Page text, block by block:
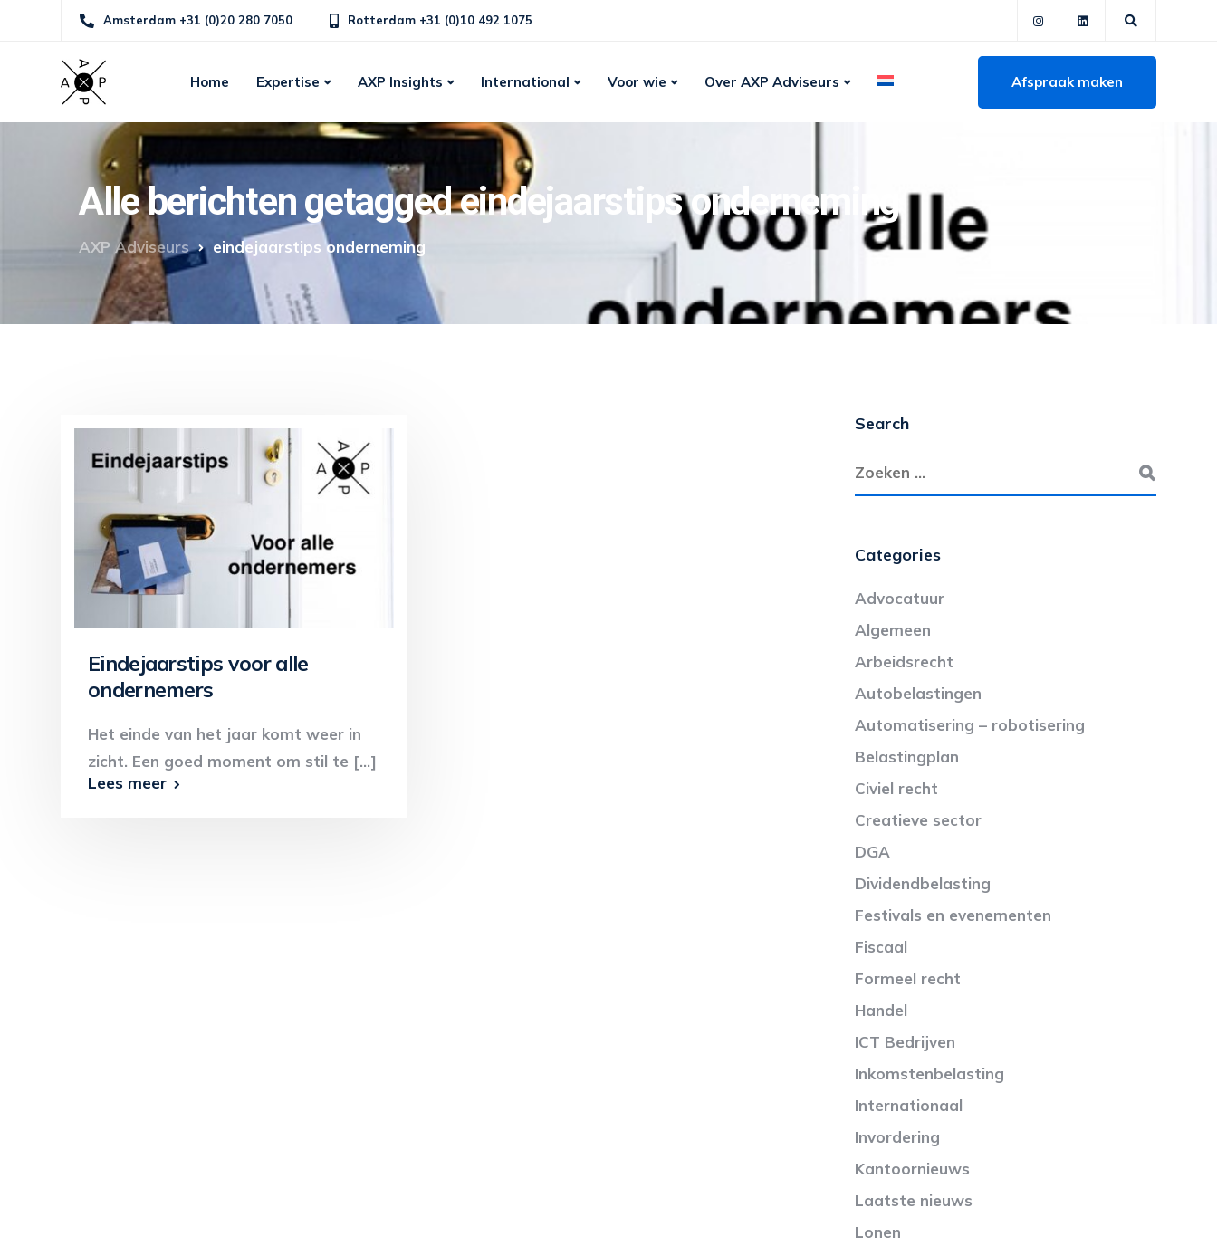
Amsterdam +31 (0)20 280 7050 Rotterdam +31 (0)10 492 1075
Home Expertise AXP Insights International Voor wie Over AXP Adviseurs Afspraak maken
Alle berichten getagged eindejaarstips onderneming
AXP Adviseurs eindejaarstips onderneming
Eindejaarstips voor alle
ondernemers
Het einde van het jaar komt weer in
zicht. Een goed moment om stil te [...]
Lees meer
Search
Categories
Advocatuur
Algemeen
Arbeidsrecht
Autobelastingen
Automatisering – robotisering
Belastingplan
Civiel recht
Creatieve sector
DGA
Dividendbelasting
Festivals en evenementen
Fiscaal
Formeel recht
Handel
ICT Bedrijven
Inkomstenbelasting
Internationaal
Invordering
Kantoornieuws
Laatste nieuws
Lonen